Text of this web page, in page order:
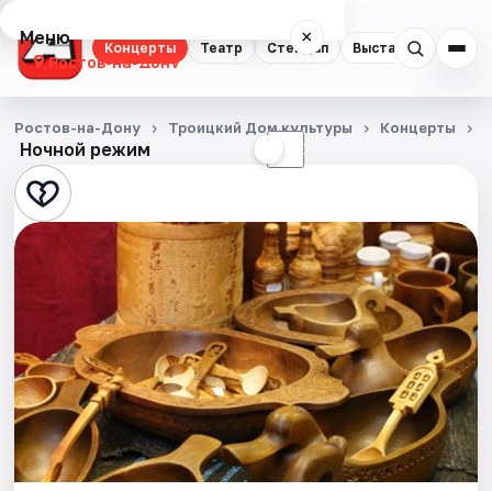
Концерты Театр Стендап Выставки
Меню ×
Ростов-на-Дону
Концерты
Театр
Стендап
Выставки
Квесты
Экскурсии
Спорт
События
Ночной режим ☾
Ростов-на-Дону Троицкий Дом культуры Концерты